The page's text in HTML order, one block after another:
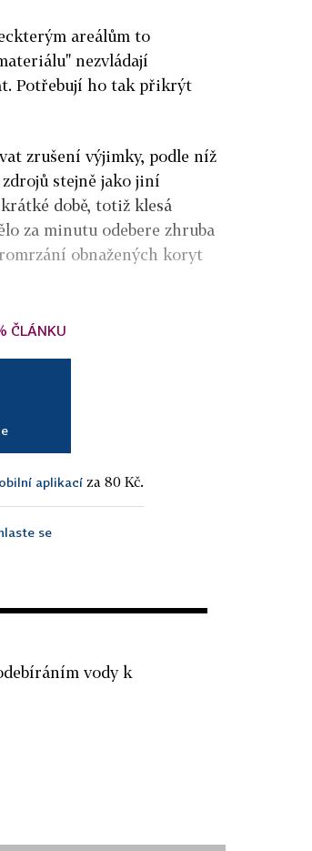
areálům to
nezvládají
Potřebují ho tak přikrýt
zrušení výjimky, podle níž
stejně jako jiní
době, totiž klesá
za minutu odebere zhruba
obnažených koryt
ČLÁNKU
aplikací za 80 Kč.
se
vody k